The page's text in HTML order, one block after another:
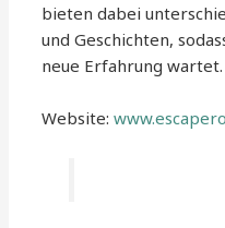
bieten dabei
und Geschichten,
neue Erfahrung wartet.
Website: